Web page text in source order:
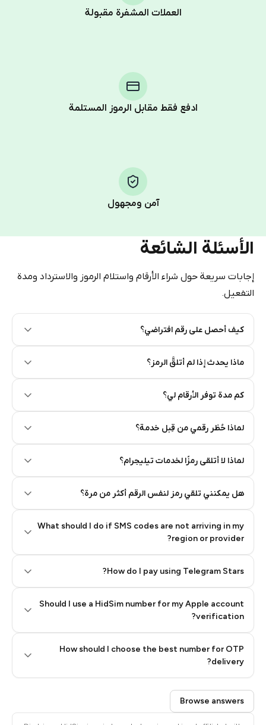
العملات المشفرة مقبولة
ادفع فقط مقابل الرموز المستلمة
آمن ومجهول
الأسئلة الشائعة
إجابات سريعة حول شراء الأرقام واستلام الرموز والاسترداد ومدة
التفعيل.
كيف أحصل على رقم افتراضي؟
ماذا يحدث إذا لم أتلقَّ الرمز؟
كم مدة توفر الأرقام لي؟
لماذا حُظر رقمي من قِبل خدمة؟
لماذا لا أتلقى رمزًا لخدمات تيليجرام؟
هل يمكنني تلقي رمز لنفس الرقم أكثر من مرة؟
What should I do if SMS codes are not arriving in my
region or provider?
How do I pay using Telegram Stars?
Telegram using your card (or Google Pay, Apple Pay, or
other supported methods).
You use those Stars to pay our bot and complete the
Pay with Telegram Stars
Step 2: Buy Stars in Telegram
Step 3: Pay our bot with Stars
Should I use a HidSim number for my Apple account
verification?
How should I choose the best number for OTP
delivery?
Quality High To Low
Price High To
Browse answers